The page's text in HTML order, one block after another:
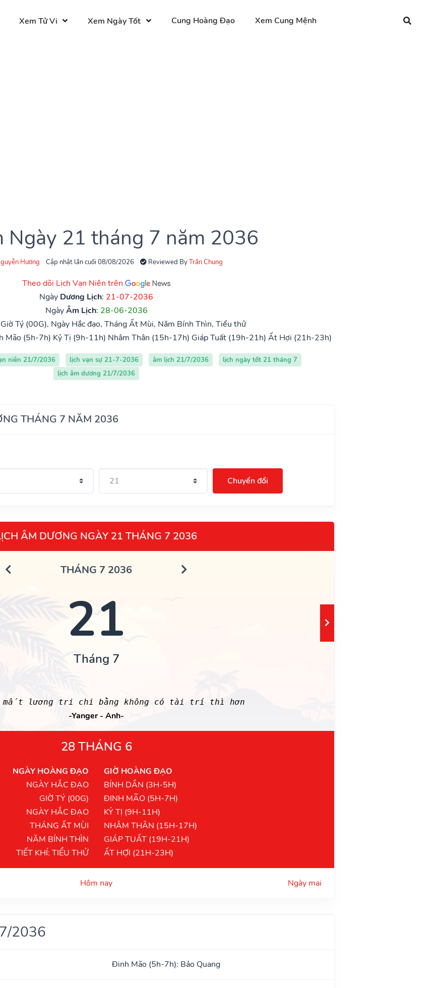
Xem Tử Vi Xem Ngày Tốt Cung Hoàng Đạo Xem Cung Mệnh
Ngày 21 tháng 7 năm 2036
Hương Cập nhật lần cuối 08/08/2026 Reviewed ByTrần Chung
Theo dõi Lịch Vạn Niên trên
Ngày Dương Lịch: 21-07-2036
NgàyÂm Lịch: 28-06-2036
Tý (00G), Ngày Hắc đạo, Tháng Ất Mùi, Năm Bính Thìn, Tiểu thử
Mão (5h-7h) Kỷ Tị (9h-11h) Nhâm Thân (15h-17h) Giáp Tuất (19h-21h) Ất Hợi (21h-23h)
niên 21/7/2036 lịch vạn sự 21-7-2036 âm lịch 21/7/2036
lịch ngày tốt 21 tháng 7
lịch âm dương 21/7/2036
THÁNG 7 NĂM 2036
Chuyển đổi
ÂM DƯƠNG NGÀY 21 THÁNG 7 2036
THÁNG 7 2036
21
Tháng 7
mất lương tri chi bằng không có tài trí thì hơn
-Yanger - Anh-
28 THÁNG 6
NGÀY HOÀNG ĐẠO
NGÀY HẮC ĐẠO
GIỜ TÝ (00G)
NGÀY HẮC ĐẠO
THÁNG ẤT MÙI
NĂM BÍNH THÌN
TIẾT KHÍ: TIỂU THỬ
GIỜ HOÀNG ĐẠO
BÍNH DẦN (3H-5H)
ĐINH MÃO (5H-7H)
KỶ TỊ (9H-11H)
NHÂM THÂN (15H-17H)
GIÁP TUẤT (19H-21H)
ẤT HỢI (21H-23H)
Hôm nay Ngày mai
2036
Đinh Mão (5h-7h): Bảo Quang